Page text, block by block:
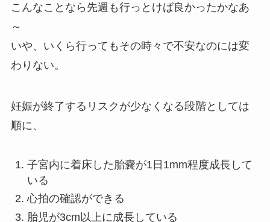
こんなことなら先週も行っとけば良かったかなあ
～
いや、いくら行ってもその時々で不安なのには変
わりない。
妊娠が終了するリスクが少なくなる段階としては
順に、
子宮内に着床した胎嚢が1日1mm程度成長して
いる
心拍の確認ができる
胎児が3cm以上に成長している